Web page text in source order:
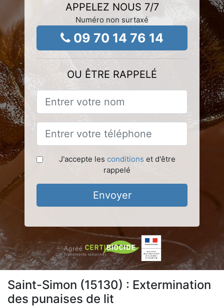
APPELEZ NOUS 7/7
Numéro non surtaxé
09 70 14 76 14
OU ÊTRE RAPPELÉ
J'accepte les conditions et d'être
rappelé
Envoyer
Saint-Simon (15130) : Extermination
des punaises de lit